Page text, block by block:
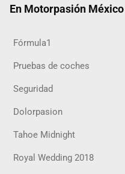
En Motorpasión
Fórmula1
Pruebas de coches
Seguridad
Dolorpasion
Tahoe Midnight
Royal Wedding 2018